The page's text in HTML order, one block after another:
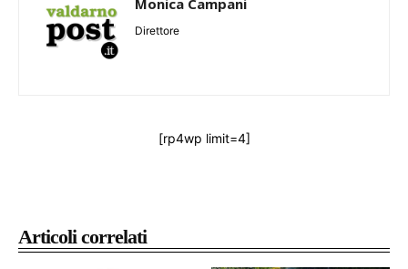
Articoli correlati
Monica Campani
Direttore
[rp4wp limit=4]